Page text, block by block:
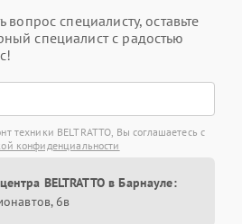
вопрос специалисту, оставьте
специалист с радостью
техники BELTRATTO, Вы соглашаетесь с
конфиденциальности
BELTRATTO в Барнауле:
6в